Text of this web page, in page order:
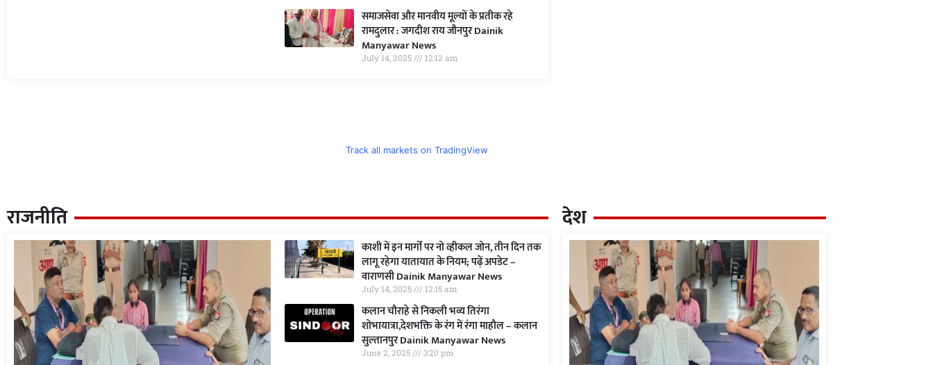
समाजसेवा और मानवीय मूल्यों के प्रतीक रहे
रामदुलार : जगदीश राय जौनपुर Dainik
Manyawar News
July 14, 2025 12:12 am
Track all markets on TradingView
राजनीति
काशी में इन मार्गों पर नो व्हीकल जोन, तीन दिन तक
लागू रहेगा यातायात के नियम; पढ़ें अपडेट –
वाराणसी Dainik Manyawar News
July 14, 2025 12:15 am
कलान चौराहे से निकली भव्य तिरंगा
शोभायात्रा,देशभक्ति के रंग में रंगा माहौल – कलान
सुल्तानपुर Dainik Manyawar News
June 2, 2025 3:20 pm
देश